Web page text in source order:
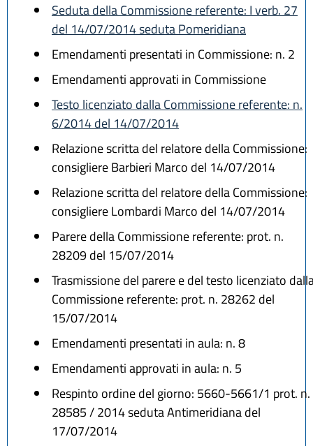
Seduta della Commissione referente: I verb. 27
del 14/07/2014 seduta Pomeridiana
Emendamenti presentati in Commissione: n. 2
Emendamenti approvati in Commissione
Testo licenziato dalla Commissione referente: n.
6/2014 del 14/07/2014
Relazione scritta del relatore della Commissione:
consigliere Barbieri Marco del 14/07/2014
Relazione scritta del relatore della Commissione:
consigliere Lombardi Marco del 14/07/2014
Parere della Commissione referente: prot. n.
28209 del 15/07/2014
Trasmissione del parere e del testo licenziato
Commissione referente: prot. n. 28262 del
15/07/2014
Emendamenti presentati in aula: n. 8
Emendamenti approvati in aula: n. 5
Respinto ordine del giorno: 5660-5661/1 prot. n.
28585 / 2014 seduta Antimeridiana del
17/07/2014